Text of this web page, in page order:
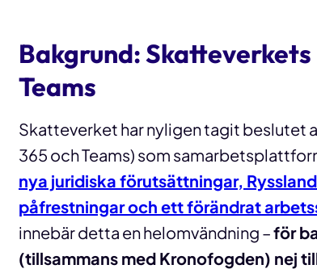
Bakgrund:
Teams
Skatteverket har nyligen tagit beslutet
365 och Teams) som
nya juridiska förutsättningar,
påfrestningar och ett förändrat
innebär detta en helomvändning –för
(tillsammans med Kronofogden) nej